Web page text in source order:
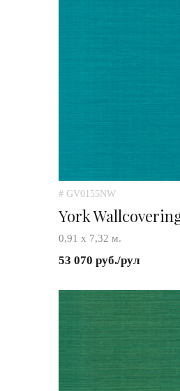
# GV0155NW
York
0,91 х 7,32 м.
53 070 руб./рул